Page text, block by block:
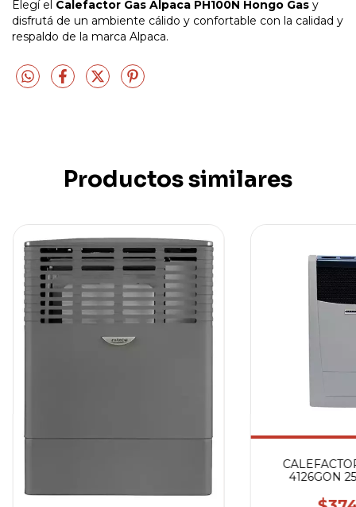
Elegí el Calefactor Gas Alpaca PH100N Hongo Gas y
disfrutá de un ambiente cálido y confortable con la calidad y
respaldo de la marca Alpaca.
Productos similares
4126GON